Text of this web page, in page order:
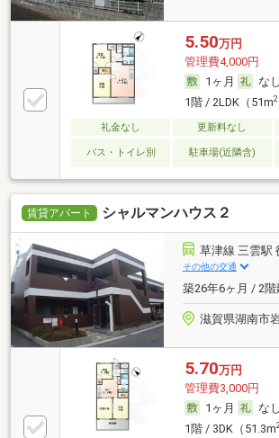
5.50万円
管理費4,000円
1ヶ月
なし
1階 / 2LDK（51m2
礼金なし 更新料なし
バス・トイレ別 駐車場(近隣含)
賃貸アパート シャルマンハウス２
草津線 三雲駅
その他の交通
築26年6ヶ月 / 2階
滋賀県湖南市
5.70万円
管理費3,000円
1ヶ月
なし
1階 / 3DK（51.3m2